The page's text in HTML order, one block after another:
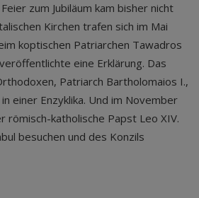
zum Jubiläum kam bisher nicht
Kirchen trafen sich im Mai
koptischen Patriarchen Tawadros
eine Erklärung. Das
Patriarch Bartholomaios I.,
einer Enzyklika. Und im November
römisch-katholische Papst Leo XIV.
besuchen und des Konzils